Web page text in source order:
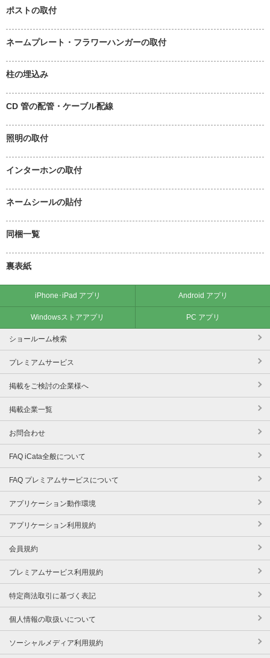
ポストの取付
ネームプレート・フラワーハンガーの取付
柱の埋込み
CD 管の配管・ケーブル配線
照明の取付
インターホンの取付
ネームシールの貼付
同梱一覧
裏表紙
iPhone･iPad アプリ Android アプリ
Windowsストアアプリ PC アプリ
ショールーム検索
プレミアムサービス
掲載をご検討の企業様へ
掲載企業一覧
お問合わせ
FAQ iCata全般について
FAQ プレミアムサービスについて
アプリケーション動作環境
アプリケーション利用規約
会員規約
プレミアムサービス利用規約
特定商法取引に基づく表記
個人情報の取扱いについて
ソーシャルメディア利用規約